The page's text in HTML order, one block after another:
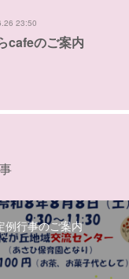
23:50
cafeのご案内
例行事のご案内